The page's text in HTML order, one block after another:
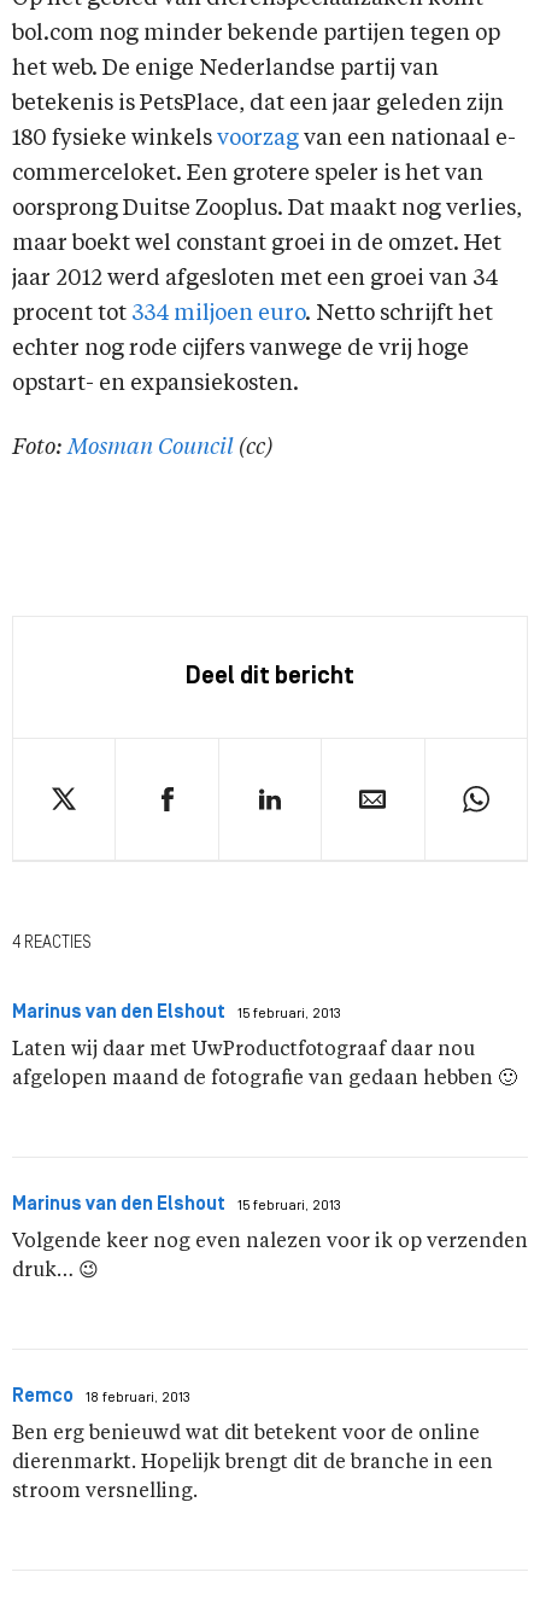
bol.com nog minder bekende partijen tegen op
het web. De enige Nederlandse partij van
betekenis is PetsPlace, dat een jaar geleden zijn
180 fysieke winkels voorzag van een nationaal e-
commerceloket. Een grotere speler is het van
oorsprong Duitse Zooplus. Dat maakt nog verlies,
maar boekt wel constant groei in de omzet. Het
jaar 2012 werd afgesloten met een groei van 34
procent tot 334 miljoen euro. Netto schrijft het
echter nog rode cijfers vanwege de vrij hoge
opstart- en expansiekosten.
Foto:Mosman Council (cc)
Deel dit bericht
4 REACTIES
Marinus van den Elshout 15 februari, 2013
Laten wij daar met UwProductfotograaf daar nou
afgelopen maand de fotografie van gedaan hebben 🙂
Marinus van den Elshout 15 februari, 2013
Volgende keer nog even nalezen voor ik op verzenden
druk… 😉
Remco 18 februari, 2013
Ben erg benieuwd wat dit betekent voor de online
dierenmarkt. Hopelijk brengt dit de branche in een
stroom versnelling.